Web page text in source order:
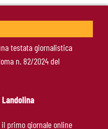
manca un solo colpo: Gasperini
il colpo di D’Amico è geniale:
testata giornalistica
n. 82/2024 del
il primo giornale online